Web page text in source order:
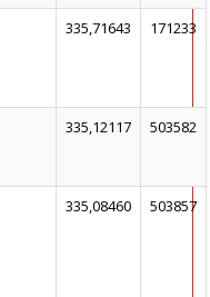
335,71643 171233
335,12117 503582
335,08460 503857